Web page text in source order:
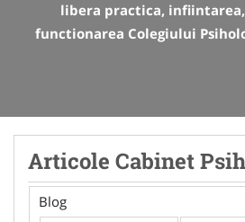
libera practica, infiintarea,
functionarea Colegiului
Articole Cabinet
Blog